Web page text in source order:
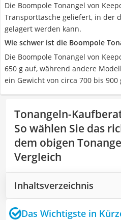
Die Boompole Tonangel von
Transporttasche geliefert, in der
gelagert werden kann.
Wie schwer ist die Boompole
Die Boompole Tonangel von
650 g auf, während andere
ein Gewicht von circa 700 bis 900
Tonangeln-
So wählen Sie das
dem obigen
Vergleich
Inhaltsverzeichnis
Das Wichtigste in